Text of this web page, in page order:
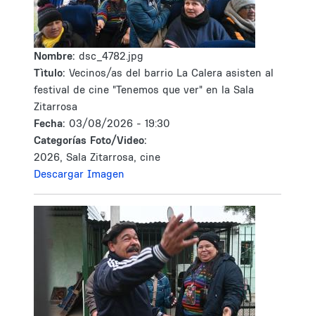
Nombre: dsc_4782.jpg
Tìtulo: Vecinos/as del barrio La Calera asisten al
festival de cine "Tenemos que ver" en la Sala
Zitarrosa
Fecha: 03/08/2026 - 19:30
Categorías Foto/Video:
2026, Sala Zitarrosa, cine
Descargar Imagen